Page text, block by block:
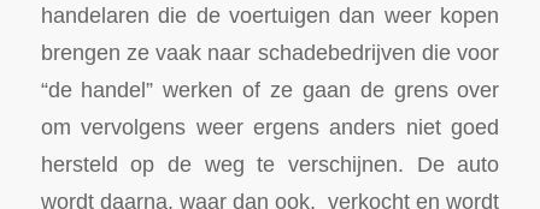
handelaren die de voertuigen dan weer kopen
brengen ze vaak naar schadebedrijven die voor
“de handel” werken of ze gaan de grens over
om vervolgens weer ergens anders niet goed
hersteld op de weg te verschijnen. De auto
wordt daarna, waar dan ook, verkocht en wordt